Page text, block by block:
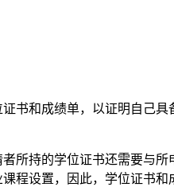
书和成绩单，以证明自己
所持的学位证书还需要与
程设置，因此，学位证书和